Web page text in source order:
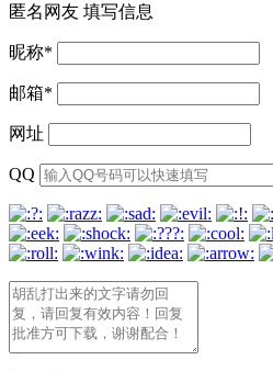
匿名网友 填写信息
昵称*
邮箱*
网址
QQ